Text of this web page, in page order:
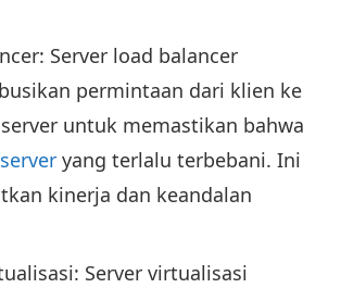
Server load balancer
permintaan dari klien ke
untuk memastikan bahwa
server yang terlalu terbebani. Ini
kinerja dan keandalan
Server virtualisasi